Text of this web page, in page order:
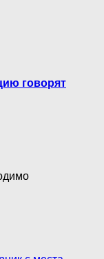
говорят